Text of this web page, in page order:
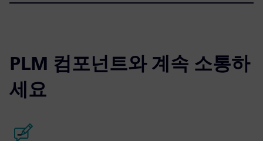
PLM 컴포넌트와 계속 소통하
세요